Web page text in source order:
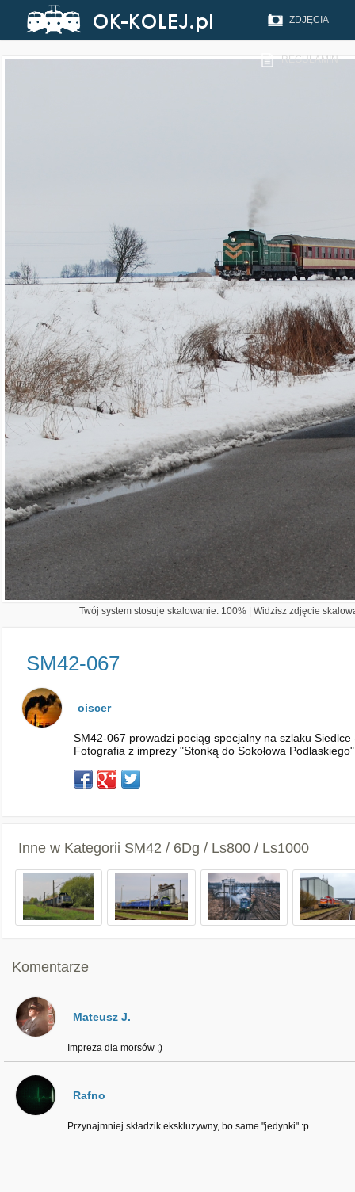
ZDJĘCIA
REGULAMIN
Twój system stosuje skalowanie: 100% | Widzisz zdjęcie
SM42-067
oiscer
SM42-067 prowadzi pociąg specjalny na szlaku Siedlce
Fotografia z imprezy "Stonką do Sokołowa
Inne w Kategorii SM42 / 6Dg / Ls800 / Ls1000
Komentarze
Mateusz J.
Impreza dla morsów ;)
Rafno
Przynajmniej składzik ekskluzywny, bo same "jedynki" :p